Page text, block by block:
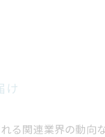
け
る関連業界の動向